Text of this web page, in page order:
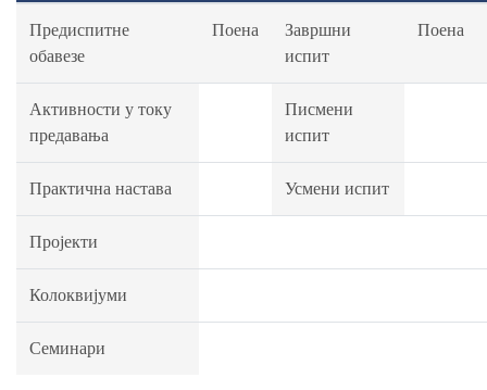
Предиспитне
обавезе
Поена
Завршни
испит
Поена
Активности у току
предавања
Писмени
испит
Практична настава Усмени испит
Пројекти
Колоквијуми
Семинари